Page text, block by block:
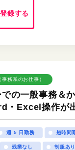
録する
務系のお仕事）
の一般事務＆
・Excel操作が
週 5 日勤務 短時間
残業なし 制服あり